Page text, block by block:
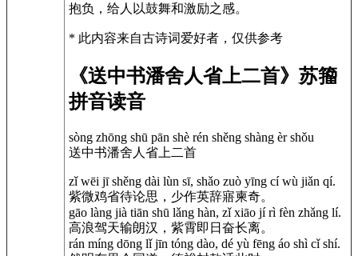
抱负，给人以鼓舞和激励之感。
* 此内容来自古诗词爱好者，仅供参考
《送中书潘舍人省上二首》苏籀
拼音读音
sòng zhōng shū pān shè rén shěng shàng èr shǒu
送中书潘舍人省上二首
zǐ wēi jī shěng dài lùn sī, shǎo zuò yīng cí wù jiǎn qí.
紫微鸡省待论思，少作英辞寤柬奇。
gāo làng jià tiān shū lǎng hàn, zǐ xiāo jí rì fèn zhǎng lí.
高浪驾天输朗汉，紫霄即日奋长离。
rán míng dōng lǐ jīn tóng dào, dé yù fēng áo shì cǐ shí.